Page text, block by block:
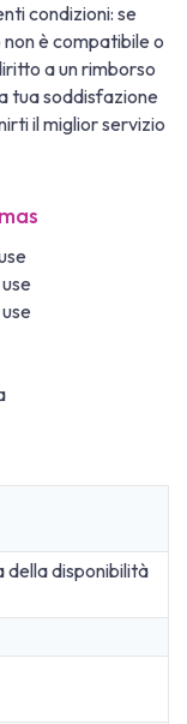
condizioni: se
è compatibile o
a un rimborso
tua soddisfazione
il miglior servizio
della disponibilità